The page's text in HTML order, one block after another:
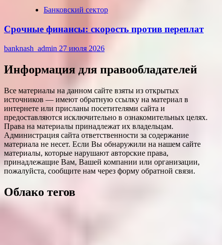
Банковский сектор
Срочные финансы: скорость против переплат
banknash_admin 27 июля 2026
Информация для правообладателей
Все материалы на данном сайте взяты из открытых
источников — имеют обратную ссылку на материал в
интернете или присланы посетителями сайта и
предоставляются исключительно в ознакомительных целях.
Права на материалы принадлежат их владельцам.
Администрация сайта ответственности за содержание
материала не несет. Если Вы обнаружили на нашем сайте
материалы, которые нарушают авторские права,
принадлежащие Вам, Вашей компании или организации,
пожалуйста, сообщите нам через форму обратной связи.
Облако тегов